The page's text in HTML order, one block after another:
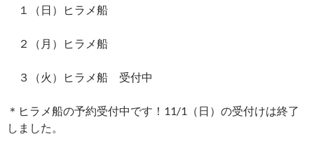
１（日）ヒラメ船
２（月）ヒラメ船
３（火）ヒラメ船 受付中
＊ヒラメ船の予約受付中です！11/1（日）の受付けは終了
しました。